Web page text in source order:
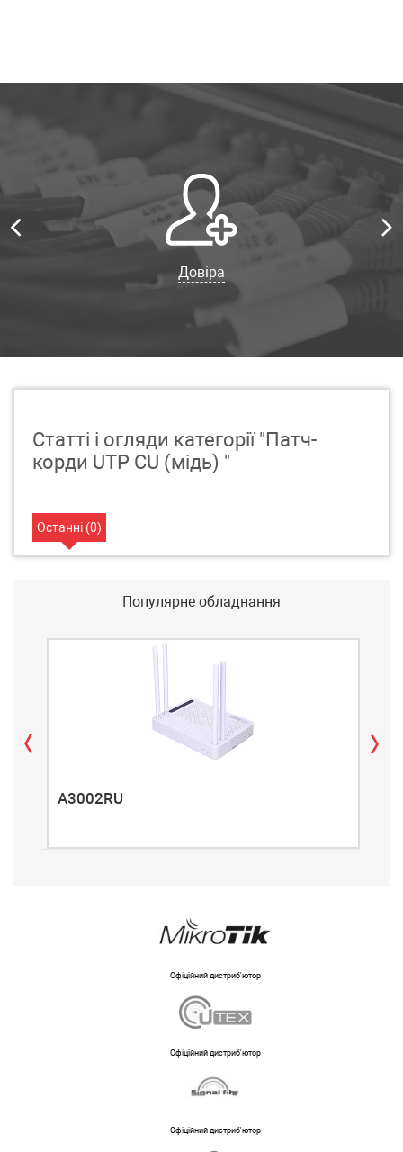
Довіра
Статті і огляди категорії "Патч-
корди UTP CU (мідь) "
Останні (0)
Популярне обладнання
A3002RU
Офіційний дистриб'ютор
Офіційний дистриб'ютор
Офіційний дистриб'ютор